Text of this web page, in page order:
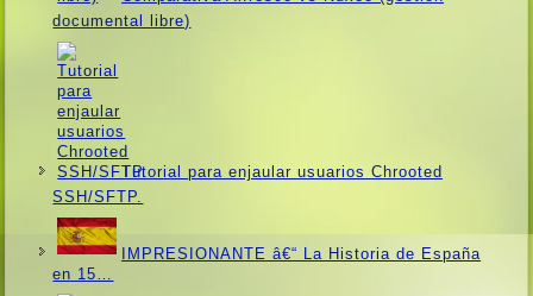
documental libre)
Tutorial para enjaular usuarios Chrooted
SSH/SFTP.
IMPRESIONANTE â€“ La Historia de España
en 15…